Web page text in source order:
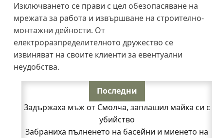
Изключването се прави с цел обезопасяване на
мрежата за работа и извършване на строително-
монтажни дейности. От
електроразпределителното дружество се
извиняват на своите клиенти за евентуални
неудобства.
Последни
Задържаха мъж от Смолча, заплашил майка си с
убийство
Забраниха пълненето на басейни и миенето на